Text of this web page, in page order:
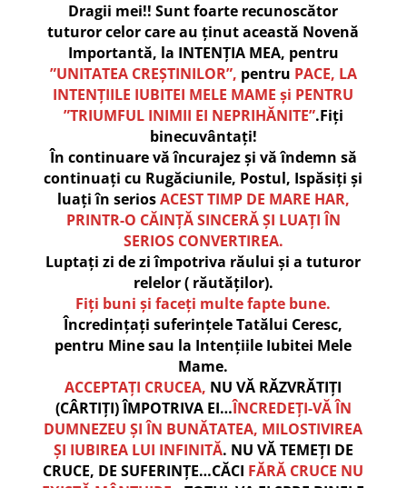
Dragii mei!! Sunt foarte recunoscător
tuturor celor care au ținut această Novenă
Importantă, la INTENȚIA MEA, pentru
”UNITATEA CREȘTINILOR”, pentru PACE, LA
INTENȚIILE IUBITEI MELE MAME și PENTRU
”TRIUMFUL INIMII EI NEPRIHĂNITE”.Fiți
binecuvântați!
În continuare vă încurajez și vă îndemn să
continuați cu Rugăciunile, Postul, Ispăsiți și
luați în seriosACEST TIMP DE MARE HAR,
PRINTR-O CĂINȚĂ SINCERĂ ȘI LUAȚI ÎN
SERIOS CONVERTIREA.
Luptați zi de zi împotriva răului și a tuturor
relelor ( răutăților).
Fiți buni și faceți multe fapte bune.
Încredințați suferințele Tatălui Ceresc,
pentru Mine sau la Intențiile Iubitei Mele
Mame.
ACCEPTAȚI CRUCEA, NU VĂ RĂZVRĂTIȚI
(CÂRTIȚI) ÎMPOTRIVA EI…ÎNCREDEȚI-VĂ ÎN
DUMNEZEU ȘI ÎN BUNĂTATEA, MILOSTIVIREA
ȘI IUBIREA LUI INFINITĂ. NU VĂ TEMEȚI DE
CRUCE, DE SUFERINȚE…CĂCI FĂRĂ CRUCE NU